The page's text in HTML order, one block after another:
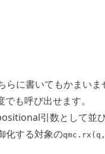
に書いてもかまいま
も呼び出せます。
引数として並
化する対象の